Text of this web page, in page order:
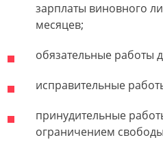
зарплаты виновного
месяцев;
обязательные работы
исправительные
принудительные
ограничением